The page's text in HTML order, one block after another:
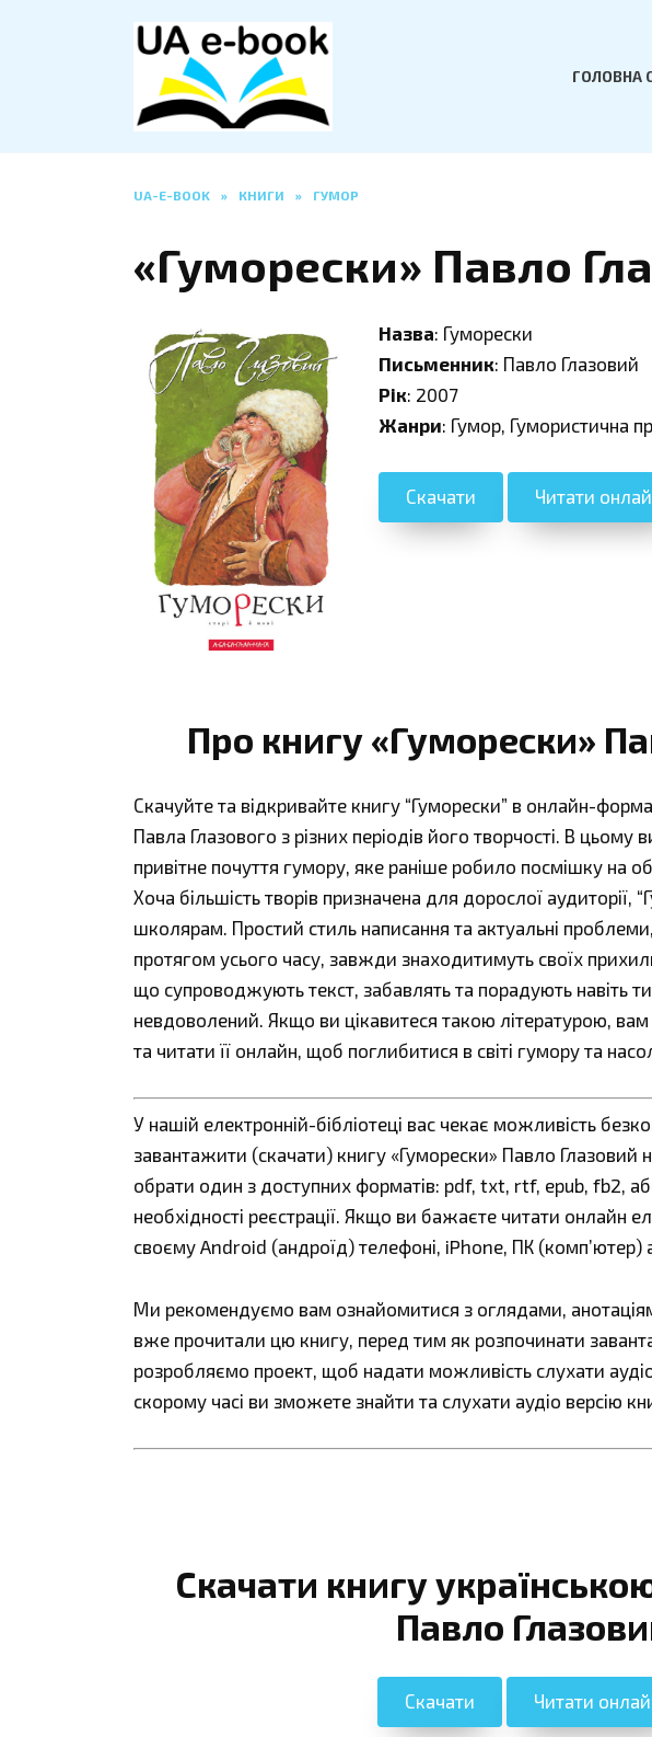
ГОЛОВНА
UA-E-BOOK » КНИГИ » ГУМОР
«Гуморески» Павло
Назва: Гуморески
Письменник: Павло Глазовий
Рік: 2007
Жанри: Гумор, Гумористична
Скачати Читати
Про книгу «Гуморески»
Скачуйте та відкривайте книгу “Гуморески” в онлайн-
Павла Глазового з різних періодів його творчості. В цьому
привітне почуття гумору, яке раніше робило посмішку на
Хоча більшість творів призначена для дорослої аудиторії,
школярам. Простий стиль написання та актуальні
протягом усього часу, завжди знаходитимуть своїх
що супроводжують текст, забавлять та порадують навіть
невдоволений. Якщо ви цікавитеся такою літературою, вам
та читати її онлайн, щоб поглибитися в світі гумору та
У нашій електронній-бібліотеці вас чекає можливість
завантажити (скачати) книгу «Гуморески» Павло Глазовий
обрати один з доступних форматів: pdf, txt, rtf, epub, fb2,
необхідності реєстрації. Якщо ви бажаєте читати онлайн
своєму Android (андроїд) телефоні, iPhone, ПК
Ми рекомендуємо вам ознайомитися з оглядами,
вже прочитали цю книгу, перед тим як розпочинати
розробляємо проект, щоб надати можливість слухати
скорому часі ви зможете знайти та слухати аудіо версію
Скачати книгу
Павло
Скачати Читати